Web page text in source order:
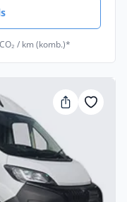
/ km (komb.)*